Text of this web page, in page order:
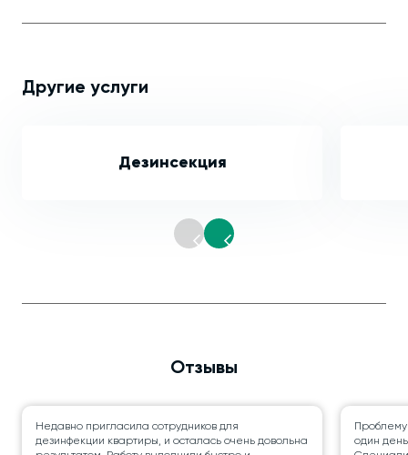
Другие услуги
Дезинсекция
Отзывы
Недавно пригласила сотрудников для
дезинфекции квартиры, и осталась очень довольна
один